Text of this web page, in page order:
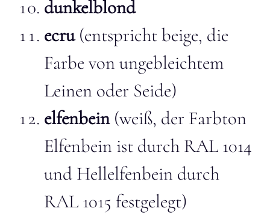
dunkelblond
ecru(entspricht beige, die
Farbe von ungebleichtem
Leinen oder Seide)
elfenbein(weiß, der Farbton
Elfenbein ist durch RAL 1014
und Hellelfenbein durch
RAL 1015 festgelegt)